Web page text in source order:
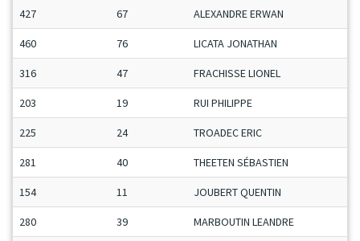
427 67 ALEXANDRE ERWAN
460 76 LICATA JONATHAN
316 47 FRACHISSE LIONEL
203 19 RUI PHILIPPE
225 24 TROADEC ERIC
281 40 THEETEN SÉBASTIEN
154 11 JOUBERT QUENTIN
280 39 MARBOUTIN LEANDRE